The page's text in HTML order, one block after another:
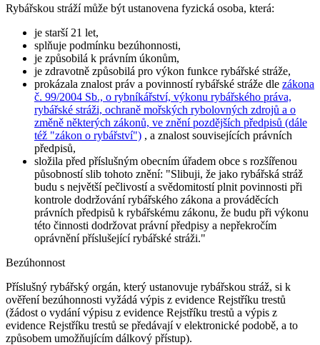
Rybářskou stráží může být ustanovena fyzická osoba, která:
je starší 21 let,
splňuje podmínku bezúhonnosti,
je způsobilá k právním úkonům,
je zdravotně způsobilá pro výkon funkce rybářské stráže,
prokázala znalost práv a povinností rybářské stráže dle zákona
č. 99/2004 Sb., o rybníkářství, výkonu rybářského práva,
rybářské stráži, ochraně mořských rybolovných zdrojů a o
změně některých zákonů, ve znění pozdějších předpisů (dále
též "zákon o rybářství") , a znalost souvisejících právních
předpisů,
složila před příslušným obecním úřadem obce s rozšířenou
působností slib tohoto znění: "Slibuji, že jako rybářská stráž
budu s největší pečlivostí a svědomitostí plnit povinnosti při
kontrole dodržování rybářského zákona a prováděcích
právních předpisů k rybářskému zákonu, že budu při výkonu
této činnosti dodržovat právní předpisy a nepřekročím
oprávnění příslušející rybářské stráži."
Bezúhonnost
Příslušný rybářský orgán, který ustanovuje rybářskou stráž, si k
ověření bezúhonnosti vyžádá výpis z evidence Rejstříku trestů
(žádost o vydání výpisu z evidence Rejstříku trestů a výpis z
evidence Rejstříku trestů se předávají v elektronické podobě, a to
způsobem umožňujícím dálkový přístup).